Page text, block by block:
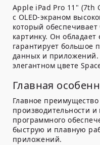
Apple iPad Pro 11"
с OLED-экраном
который
картинку. Он
гарантирует большое
данных и приложений.
элегантном цвете
Главная
Главное
производительности
программного
быструю и плавную
приложений.